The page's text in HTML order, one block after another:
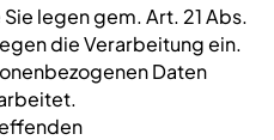
legen gem. Art. 21 Abs.
die Verarbeitung ein.
Daten